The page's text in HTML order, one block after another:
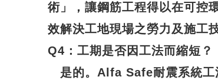
術」，讓鋼筋工程得以在可控
效解決工地現場之勞力及施工
Q4 ：工期是否因工法而縮短？
是的。Alfa Safe耐震系統工